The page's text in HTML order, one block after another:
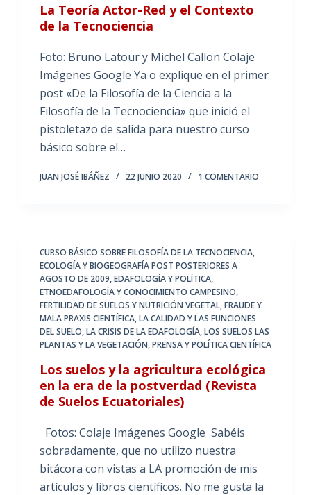
La Teoría Actor-Red y el Contexto
de la Tecnociencia
Foto: Bruno Latour y Michel Callon Colaje
Imágenes Google Ya o explique en el primer
post «De la Filosofía de la Ciencia a la
Filosofía de la Tecnociencia» que inició el
pistoletazo de salida para nuestro curso
básico sobre el…
JUAN JOSÉ IBÁÑEZ 22 JUNIO 2020 1 COMENTARIO
CURSO BÁSICO SOBRE FILOSOFÍA DE LA TECNOCIENCIA,
ECOLOGÍA Y BIOGEOGRAFÍA POST POSTERIORES A
AGOSTO DE 2009,EDAFOLOGÍA Y POLÍTICA,
ETNOEDAFOLOGÍA Y CONOCIMIENTO CAMPESINO,
FERTILIDAD DE SUELOS Y NUTRICIÓN VEGETAL,FRAUDE Y
MALA PRAXIS CIENTÍFICA,LA CALIDAD Y LAS FUNCIONES
DEL SUELO,LA CRISIS DE LA EDAFOLOGÍA,LOS SUELOS LAS
PLANTAS Y LA VEGETACIÓN,PRENSA Y POLÍTICA CIENTÍFICA
Los suelos y la agricultura ecológica
en la era de la postverdad (Revista
de Suelos Ecuatoriales)
Fotos: Colaje Imágenes Google Sabéis
sobradamente, que no utilizo nuestra
bitácora con vistas a LA promoción de mis
artículos y libros científicos. No me gusta la